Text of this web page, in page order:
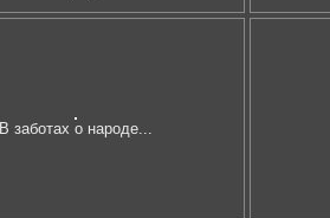
В заботах о народе...